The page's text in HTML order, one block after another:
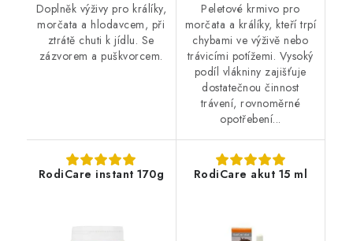
Doplněk výživy pro králíky,
morčata a hlodavcem, při
ztrátě chuti k jídlu. Se
zázvorem a puškvorcem.
Peletové krmivo pro
morčata a králíky, kteří trpí
chybami ve výživě nebo
trávicími potížemi. Vysoký
podíl vlákniny zajišťuje
dostatečnou činnost
trávení, rovnoměrné
opotřebení...
RodiCare instant 170g RodiCare akut 15 ml